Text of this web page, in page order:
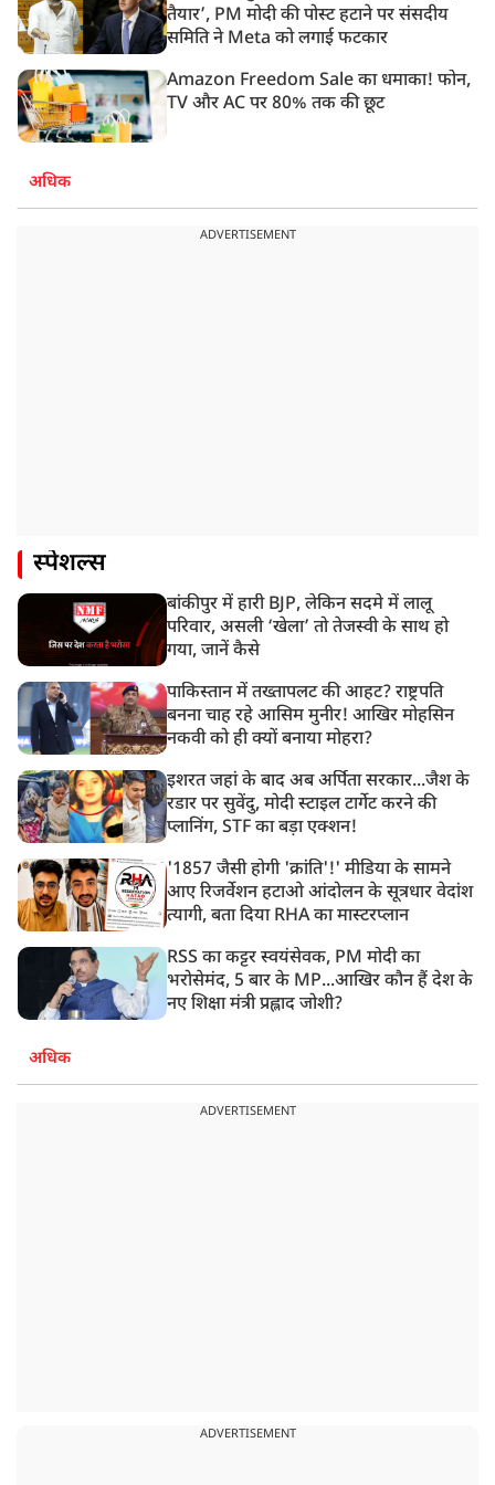
तैयार’, PM मोदी की पोस्ट हटाने पर संसदीय
समिति ने Meta को लगाई फटकार
Amazon Freedom Sale का धमाका! फोन,
TV और AC पर 80% तक की छूट
अधिक
ADVERTISEMENT
स्पेशल्स
बांकीपुर में हारी BJP, लेकिन सदमे में लालू
परिवार, असली ‘खेला’ तो तेजस्वी के साथ हो
गया, जानें कैसे
पाकिस्तान में तख्तापलट की आहट? राष्ट्रपति
बनना चाह रहे आसिम मुनीर! आखिर मोहसिन
नकवी को ही क्यों बनाया मोहरा?
इशरत जहां के बाद अब अर्पिता सरकार...जैश के
रडार पर सुवेंदु, मोदी स्टाइल टार्गेट करने की
प्लानिंग, STF का बड़ा एक्शन!
'1857 जैसी होगी 'क्रांति'!' मीडिया के सामने
आए रिजर्वेशन हटाओ आंदोलन के सूत्रधार वेदांश
त्यागी, बता दिया RHA का मास्टरप्लान
RSS का कट्टर स्वयंसेवक, PM मोदी का
भरोसेमंद, 5 बार के MP...आखिर कौन हैं देश के
नए शिक्षा मंत्री प्रह्लाद जोशी?
अधिक
ADVERTISEMENT
ADVERTISEMENT